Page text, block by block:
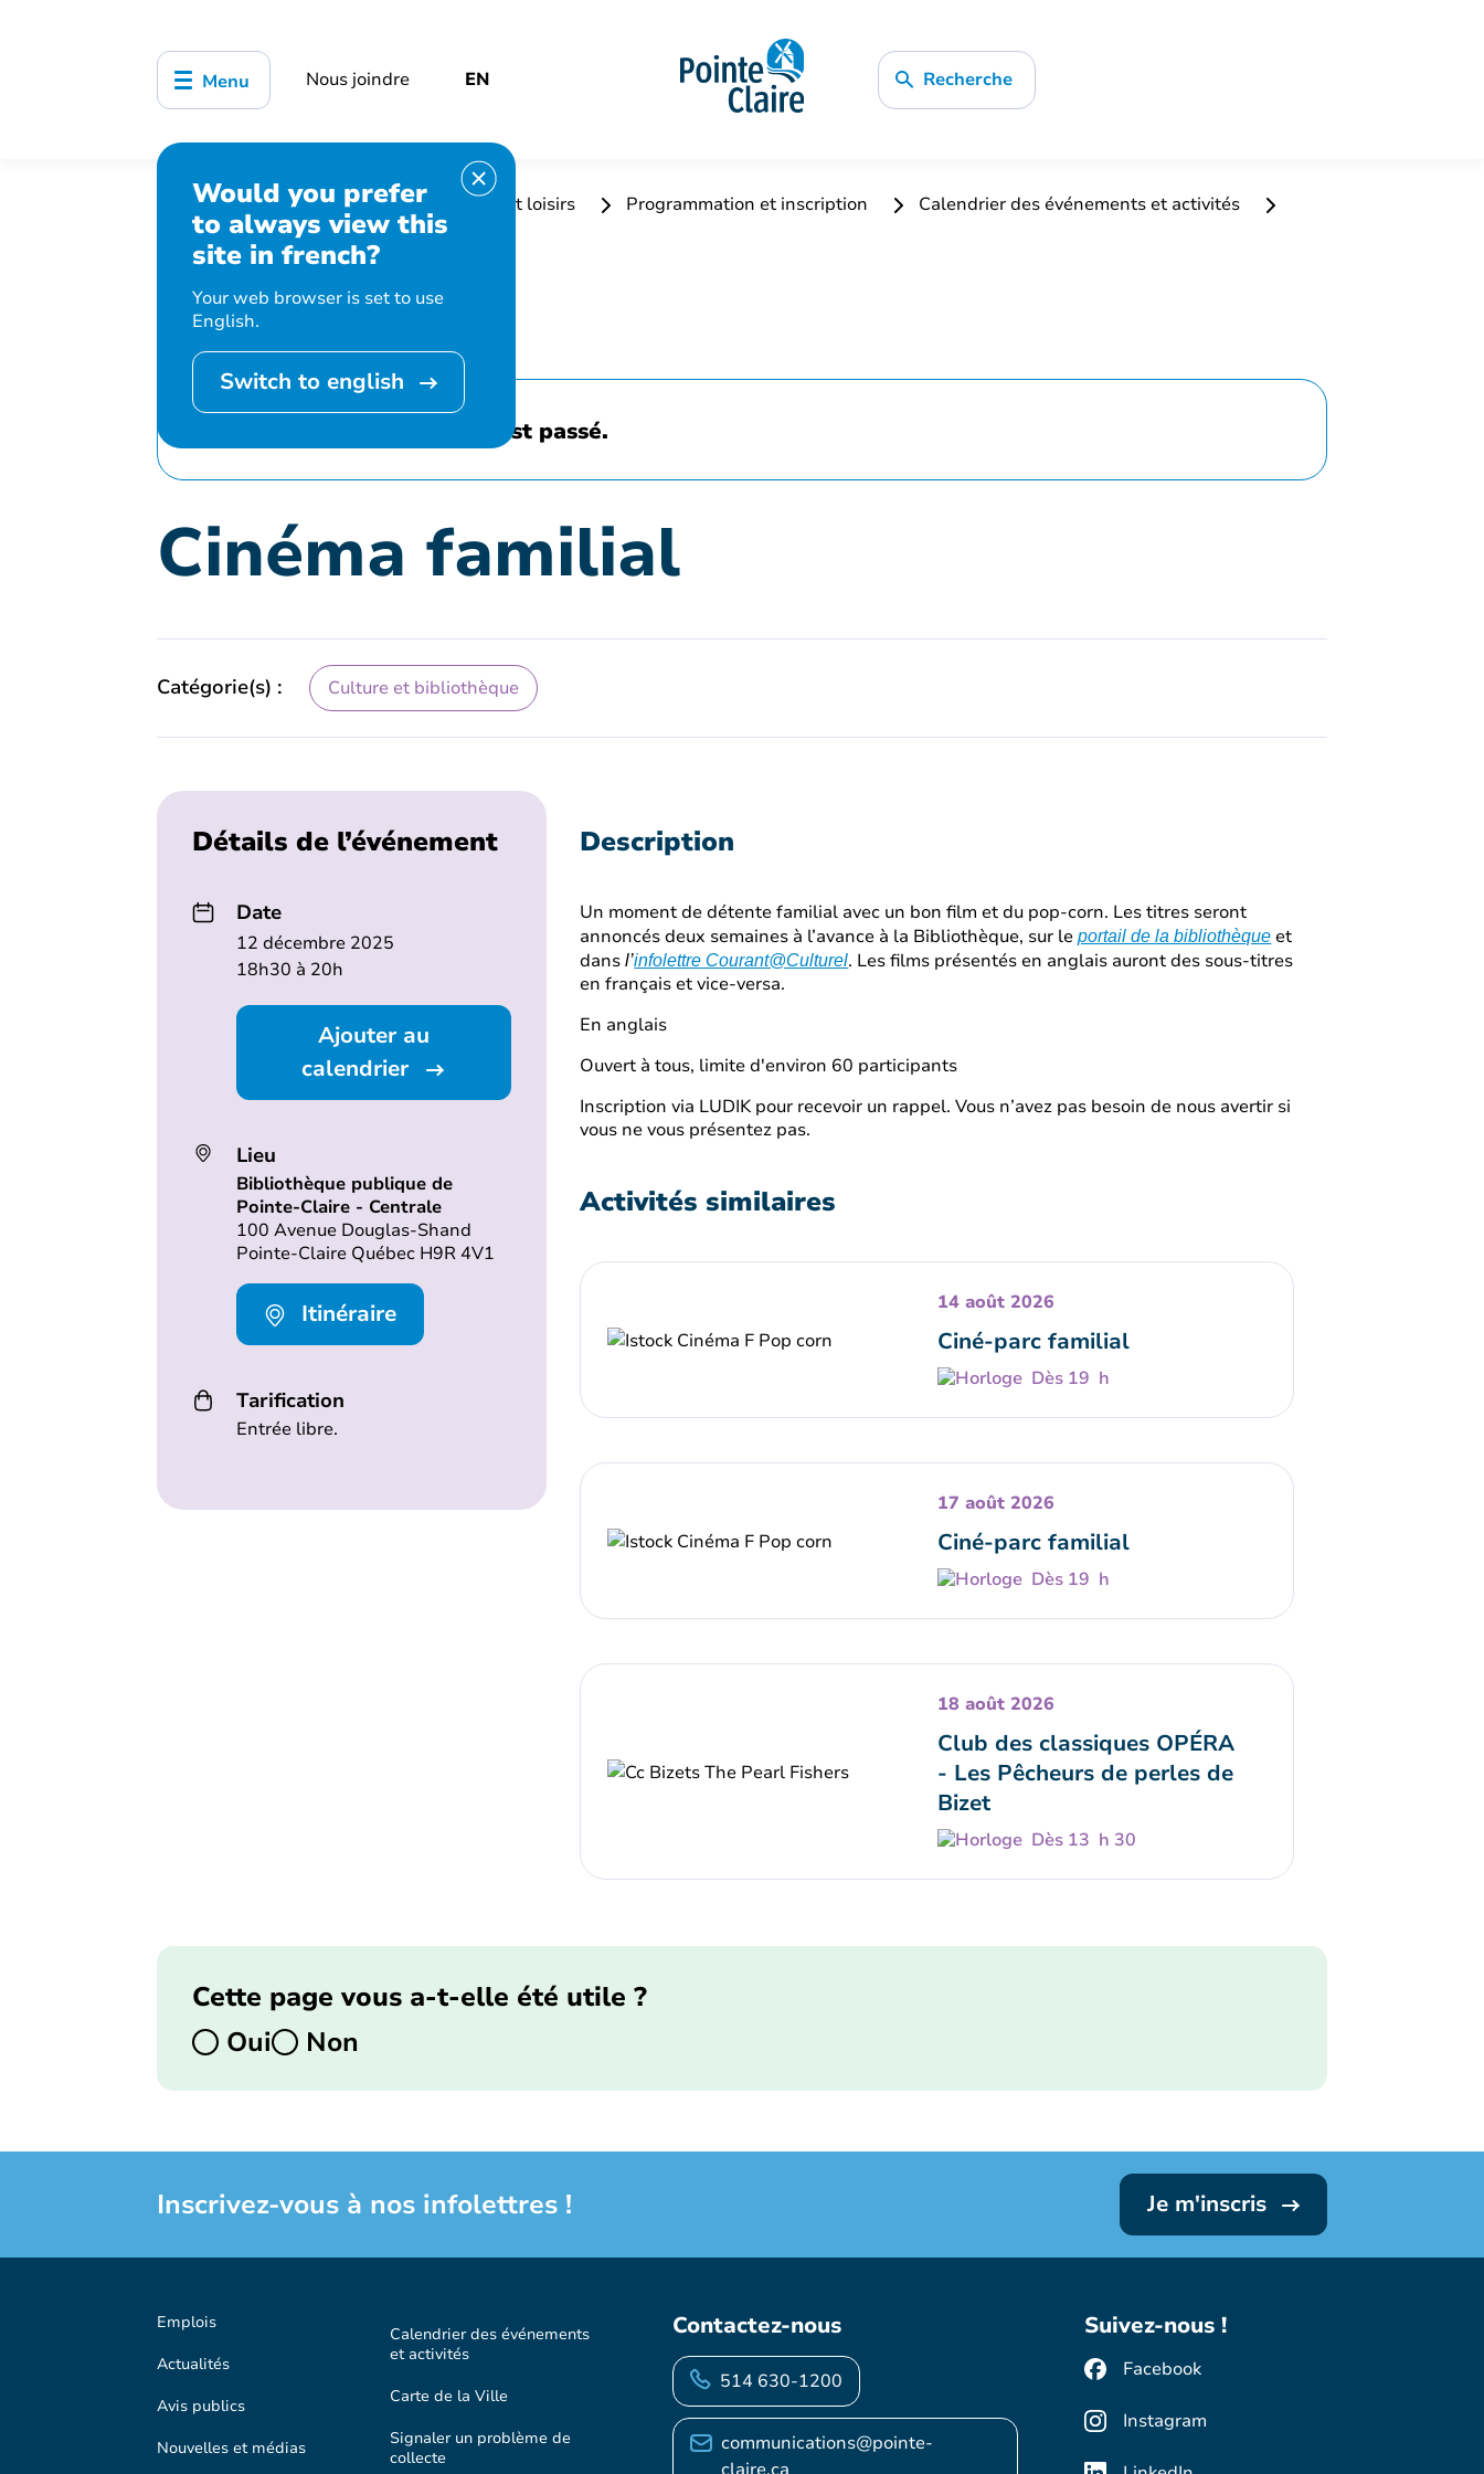
Menu Nous joindre EN Recherche
Would you prefer
to always view this
site in french?
Your web browser is set to use
English.
Switch to english
Accueil Bibliothèque, culture, sports et loisirs Programmation et inscription
Calendrier des événements et activités
Cinéma familial
Cet événement est passé.
Cinéma familial
Catégorie(s) : Culture et bibliothèque
Détails de l’événement
Date
12 décembre 2025
18h30 à 20h
Ajouter au
calendrier
Lieu
Bibliothèque publique de
Pointe-Claire - Centrale
100 Avenue Douglas-Shand
Pointe-Claire Québec H9R 4V1
Itinéraire
Tarification
Entrée libre.
Description
Un moment de détente familial avec un bon film et du pop-corn. Les titres seront
annoncés deux semaines à l’avance à la Bibliothèque, sur leportail de la bibliothèque et
dansl’infolettre Courant@Culturel. Les films présentés en anglais auront des sous-titres
en français et vice-versa.
En anglais
Ouvert à tous, limite d'environ 60 participants
Inscription via LUDIK pour recevoir un rappel. Vous n’avez pas besoin de nous avertir si
vous ne vous présentez pas.
Activités similaires
14 août 2026
Ciné-parc familial
Dès 19 h
17 août 2026
Ciné-parc familial
Dès 19 h
18 août 2026
Club des classiques OPÉRA
- Les Pêcheurs de perles de
Bizet
Dès 13 h 30
Cette page vous a-t-elle été utile ?
Oui
Non
Inscrivez-vous à nos infolettres ! Je m'inscris
Emplois
Actualités
Avis publics
Nouvelles et médias
Calendrier des événements
et activités
Carte de la Ville
Signaler un problème de
collecte
Contactez-nous
514 630-1200
communications@pointe-
Suivez-nous !
Facebook
Instagram